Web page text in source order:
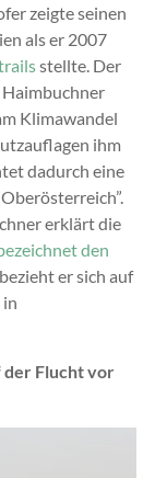
zeigte seinen
als er 2007
stellte. Der
Klimawandel
ihm
dadurch eine
erklärt die
den
er sich auf
in
der Flucht vor